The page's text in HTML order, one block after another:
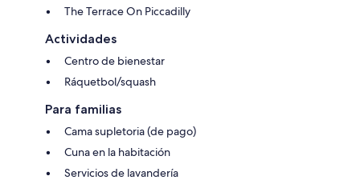
The Terrace On Piccadilly
Actividades
Centro de bienestar
Ráquetbol/squash
Para familias
Cama supletoria (de pago)
Cuna en la habitación
Servicios de lavandería